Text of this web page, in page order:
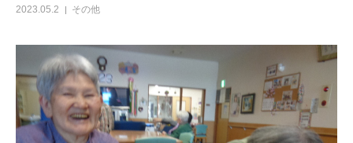
2023.05.2 その他
ブログ
よくある質問